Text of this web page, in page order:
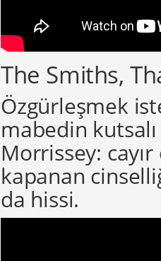
The Smiths,
Özgürleşmek
mabedin
Morrissey: cayır
kapanan
da hissi.